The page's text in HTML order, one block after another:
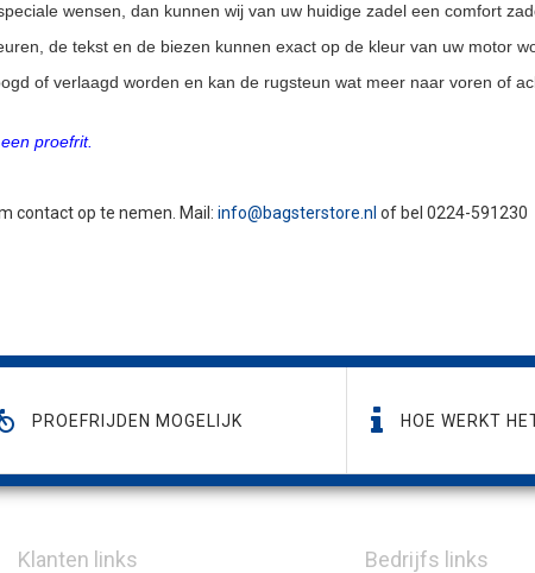
wensen, dan kunnen wij van uw huidige zadel een comfort
de tekst en de biezen kunnen exact op de kleur van uw motor
of verlaagd worden en kan de rugsteun wat meer naar voren of
proefrit.
contact op te nemen. Mail: info@bagsterstore.nl of bel 0224-591230
PROEFRIJDEN MOGELIJK HOE WERKT
Klanten links Bedrijfs links